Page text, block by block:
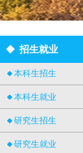
招生就业
本科生招生
本科生就业
研究生招生
研究生就业